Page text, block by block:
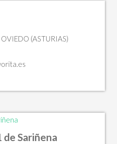
(ASTURIAS)
Sariñena